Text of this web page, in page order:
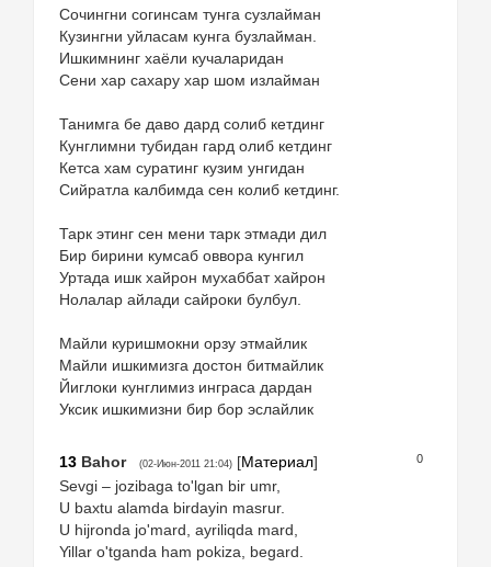
Сочингни согинсам тунга сузлайман
Кузингни уйласам кунга бузлайман.
Ишкимнинг хаёли кучаларидан
Сени хар сахару хар шом излайман
Танимга бе даво дард солиб кетдинг
Кунглимни тубидан гард олиб кетдинг
Кетса хам суратинг кузим унгидан
Сийратла калбимда сен колиб кетдинг.
Тарк этинг сен мени тарк этмади дил
Бир бирини кумсаб оввора кунгил
Уртада ишк хайрон мухаббат хайрон
Нолалар айлади сайроки булбул.
Майли куришмокни орзу этмайлик
Майли ишкимизга достон битмайлик
Йиглоки кунглимиз инграса дардан
Уксик ишкимизни бир бор эслайлик
0
13 Bahor (02-Июн-2011 21:04) [Материал]
Sevgi – jozibaga to'lgan bir umr,
U baxtu alamda birdayin masrur.
U hijronda jo'mard, ayriliqda mard,
Yillar o'tganda ham pokiza, begard.